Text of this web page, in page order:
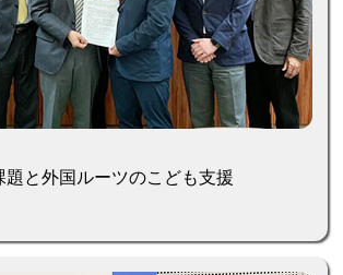
題と外国ルーツのこども支援